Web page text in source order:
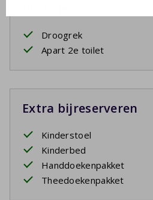
Droogrek
Apart 2e toilet
Extra bijreserveren
Kinderstoel
Kinderbed
Handdoekenpakket
Theedoekenpakket